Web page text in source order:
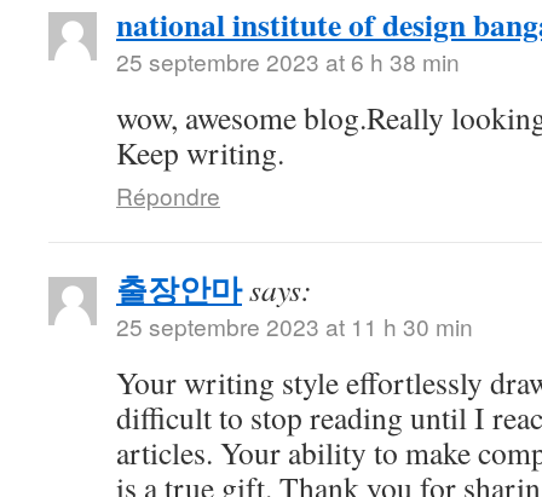
national institute of design
25 septembre 2023 at 6 h 38 min
wow, awesome blog.Really
Keep writing.
Répondre
출장안마says:
25 septembre 2023 at 11 h 30 min
Your writing style effortlessly
difficult to stop reading until I
articles. Your ability to make
is a true gift. Thank you for